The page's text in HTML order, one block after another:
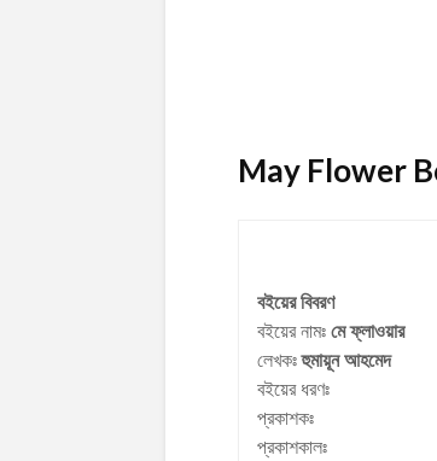
May Flower
বইয়ের বিবরণ
বইয়ের নামঃ মে ফ্লাওয়ার
লেখকঃহুমায়ূন আহমেদ
বইয়ের ধরণঃ
প্রকাশকঃ
প্রকাশকালঃ